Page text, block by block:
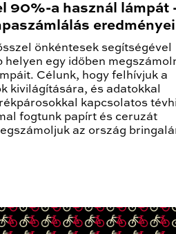
90%-a használ lámpát
eredményei
önkéntesek segítségével
helyen egy időben
Célunk, hogy felhívjuk a
kivilágítására, és adatokkal
kapcsolatos
fogtunk papírt és ceruzát
az ország